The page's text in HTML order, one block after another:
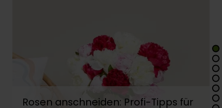
Rosen anschneiden: Profi-Tipps für